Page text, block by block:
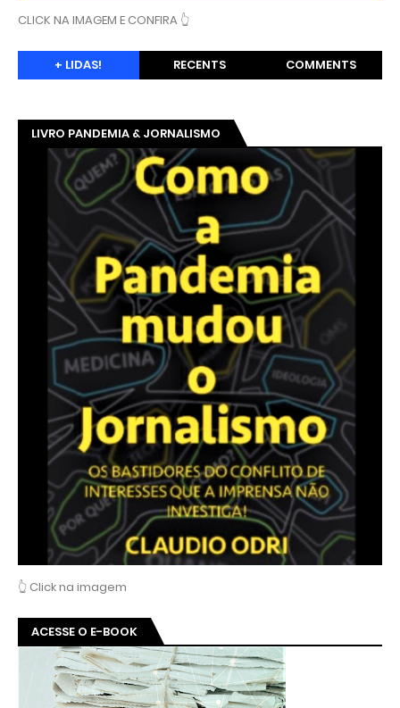
CLICK NA IMAGEM E CONFIRA 👆
+ LIDAS! RECENTS COMMENTS
LIVRO PANDEMIA & JORNALISMO
👆 Click na imagem
ACESSE O E-BOOK